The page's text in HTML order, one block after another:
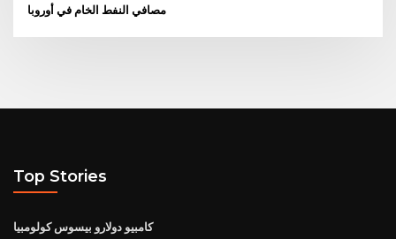
مصافي النفط الخام في أوروبا
Top Stories
كامبيو دولارو بيسوس كولومبيا